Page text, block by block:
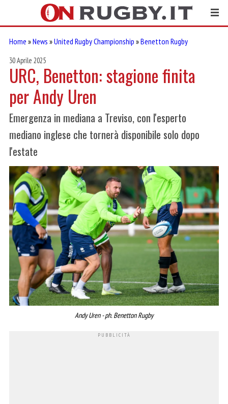
Home »News »United Rugby Championship »Benetton Rugby
30 Aprile 2025
URC, Benetton: stagione finita
per Andy Uren
Emergenza in mediana a Treviso, con l'esperto
mediano inglese che tornerà disponibile solo dopo
l'estate
Andy Uren - ph. Benetton Rugby